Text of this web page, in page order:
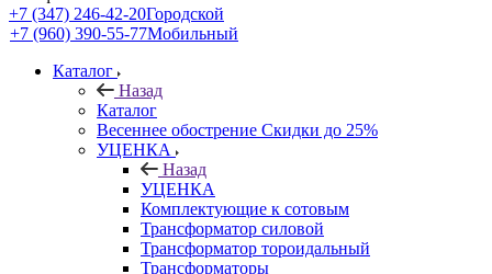
+7 (347) 246-42-20Городской
+7 (960) 390-55-77Мобильный
Каталог
Назад
Каталог
Весеннее обострение Скидки до 25%
УЦЕНКА
Назад
УЦЕНКА
Комплектующие к сотовым
Трансформатор силовой
Трансформатор тороидальный
Трансформаторы